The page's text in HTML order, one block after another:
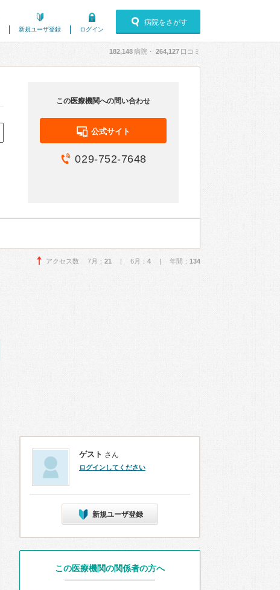
新規ユーザ登録 ログイン
病院をさがす
182,148病院・ 264,127 口コミ
この医療機関への問い合わせ
公式サイト
029-752-7648
アクセス数 7月： 21 | 6月： 4 | 年間： 134
ゲスト さん
ログインしてください
新規ユーザ登録
この医療機関の関係者の方へ